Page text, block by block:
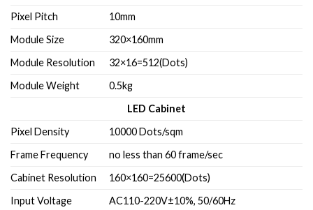
Pixel Pitch
10mm
Module Size
320×160mm
Module Resolution
32×16=512(Dots)
Module Weight
0.5kg
LED Cabinet
Pixel Density
10000 Dots/sqm
Frame Frequency
no less than 60 frame/sec
Cabinet Resolution
160×160=25600(Dots)
Input Voltage
AC110-220V±10%, 50/60Hz